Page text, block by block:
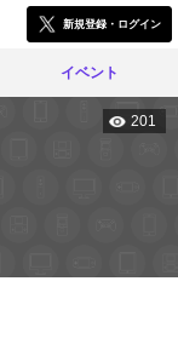
新規登録・ログイン
イベント
201